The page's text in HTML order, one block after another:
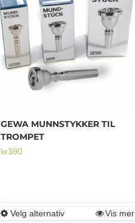
GEWA MUNNSTYKKER TIL
TROMPET
kr390
Velg alternativDette
Vis mer